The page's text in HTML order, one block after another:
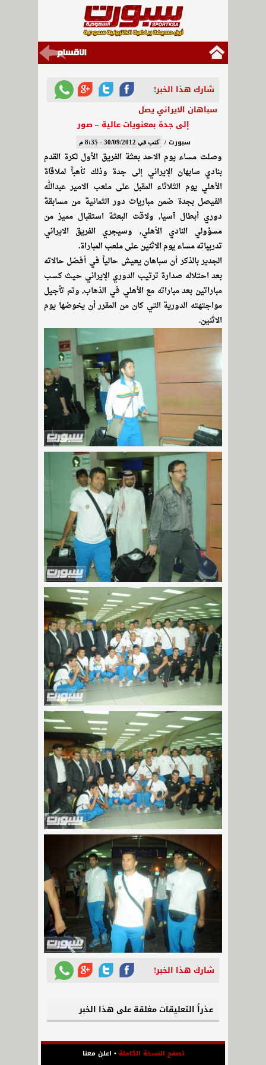
شارك هذا الخبر!
سباهان الايراني يصل
إلى جدة بمعنويات عالية – صور
سبورت / كتب في 30/09/2012 - 8:35 م
وصلت مساء يوم الاحد بعثة الفريق الأول لكرة القدم
بنادي سابهان الإيراني إلى جدة وذلك تأهباً لملاقاة
الأهلي يوم الثلاثاء المقبل على ملعب الامير عبدالله
الفيصل بجدة ضمن مباريات دور الثمانية من مسابقة
دوري أبطال آسيا, ولاقت البعثة استقبال مميز من
مسؤولي النادي الأهلي, وسيجري الفريق الايراني
تدريباته مساء يوم الاثنين على ملعب المباراة.
الجدير بالذكر أن سباهان يعيش حالياً في أفضل حالاته
بعد احتلاله صدارة ترتيب الدوري الإيراني حيث كسب
مباراتين بعد مباراته مع الأهلي في الذهاب, وتم تأجيل
مواجتهته الدورية التي كان من المقرر أن يخوضها يوم
الاثنين.
شارك هذا الخبر!
عذراً التعليقات مغلقة على هذا الخبر
تصفح النسخة الكاملة• اعلن معنا